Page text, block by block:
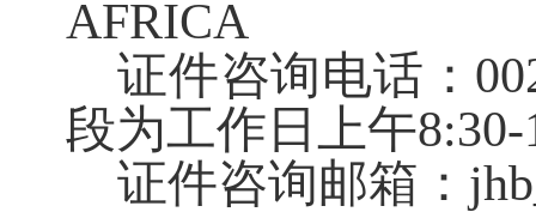
AFRICA
证件咨询电话：
段为工作日上午8:30-
证件咨询邮箱：